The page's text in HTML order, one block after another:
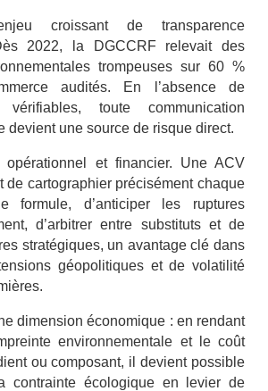
croissant de transparence
2022, la DGCCRF relevait des
trompeuses sur 60 %
audités. En l’absence de
toute communication
devient une source de risque direct.
opérationnel et financier. Une ACV
de cartographier précisément chaque
formule, d’anticiper les ruptures
d’arbitrer entre substituts et de
stratégiques, un avantage clé dans
géopolitiques et de volatilité
dimension économique : en rendant
environnementale et le coût
ou composant, il devient possible
contrainte écologique en levier de